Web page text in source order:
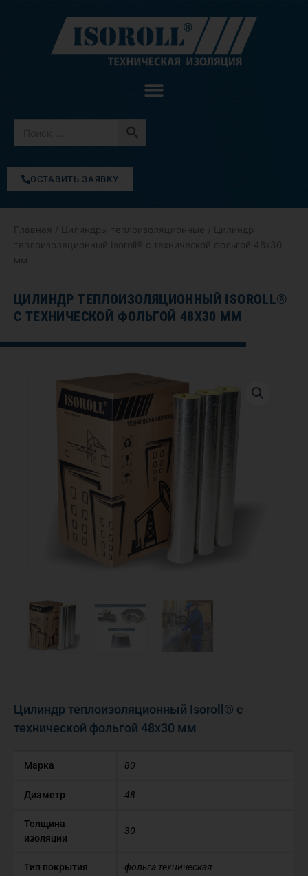
содержимому
ОСТАВИТЬ ЗАЯВКУ
Главная Цилиндры теплоизоляционные / Цилиндр
теплоизоляционный Isoroll® с технической фольгой 48х30
мм
ЦИЛИНДР ТЕПЛОИЗОЛЯЦИОННЫЙ ISOROLL®
С ТЕХНИЧЕСКОЙ ФОЛЬГОЙ 48Х30 ММ
Цилиндр теплоизоляционный Isoroll® с
технической фольгой 48х30 мм
Марка 80
Диаметр 48
Толщина
изоляции
30
Тип покрытия фольга техническая